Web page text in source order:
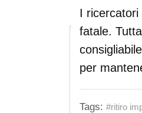
I ricercatori
fatale.
per
Tags: #ritiro